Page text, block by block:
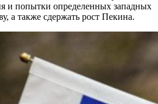
и попытки определенных западных
а также сдержать рост Пекина.